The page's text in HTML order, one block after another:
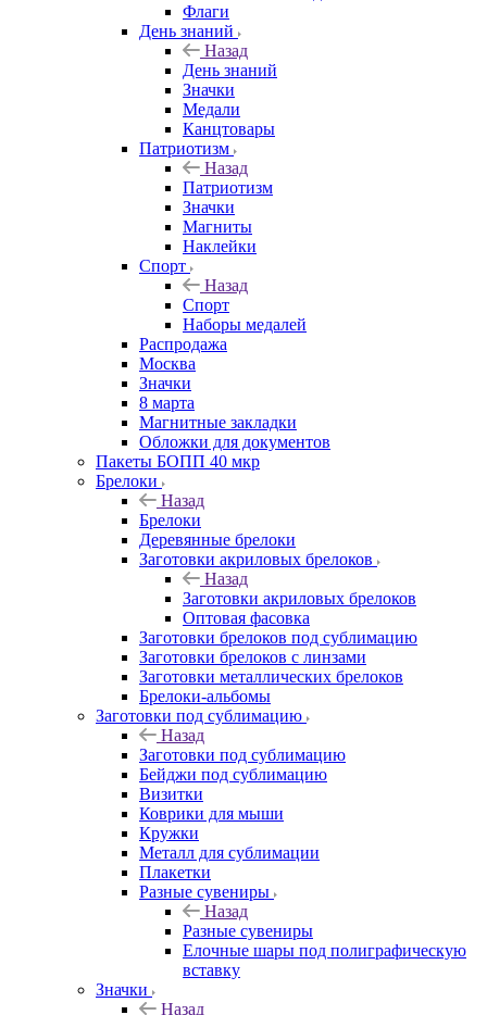
Флаги
День знаний
Назад
День знаний
Значки
Медали
Канцтовары
Патриотизм
Назад
Патриотизм
Значки
Магниты
Наклейки
Спорт
Назад
Спорт
Наборы медалей
Распродажа
Москва
Значки
8 марта
Магнитные закладки
Обложки для документов
Пакеты БОПП 40 мкр
Брелоки
Назад
Брелоки
Деревянные брелоки
Заготовки акриловых брелоков
Назад
Заготовки акриловых брелоков
Оптовая фасовка
Заготовки брелоков под сублимацию
Заготовки брелоков с линзами
Заготовки металлических брелоков
Брелоки-альбомы
Заготовки под сублимацию
Назад
Заготовки под сублимацию
Бейджи под сублимацию
Визитки
Коврики для мыши
Кружки
Металл для сублимации
Плакетки
Разные сувениры
Назад
Разные сувениры
Елочные шары под полиграфическую
вставку
Значки
Назад